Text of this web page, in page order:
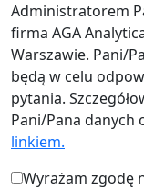
Administratorem
firma AGA
Warszawie. Pani/
będą w celu
pytania.
Pani/Pana danych
linkiem.
Wyrażam zgodę